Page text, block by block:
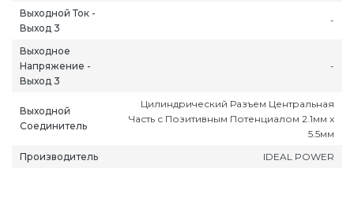
Выходной Ток -
Выход 3
-
Выходное
Напряжение -
Выход 3
-
Выходной
Соединитель
Цилиндрический Разъем Центральная
Часть с Позитивным Потенциалом 2.1мм x
5.5мм
Производитель
IDEAL POWER
Междуреченск
Нальчик
Салехард